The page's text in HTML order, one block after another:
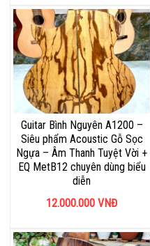
Guitar Bình Nguyên A1200 –
Siêu phẩm Acoustic Gỗ Sọc
Ngựa – Âm Thanh Tuyệt Vời +
EQ MetB12 chuyên dùng biểu
diễn
12.000.000 VNĐ